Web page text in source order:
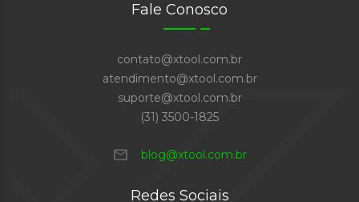
Fale Conosco
contato@xtool.com.br
atendimento@xtool.com.br
suporte@xtool.com.br
(31) 3500-1825
mail blog@xtool.com.br
Redes Sociais